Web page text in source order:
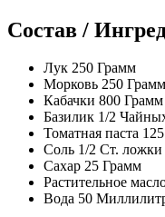
Состав /
Лук 250 Грамм
Морковь 250 Грамм
Кабачки 800 Грамм
Базилик 1/2
Томатная паста
Соль 1/2 Ст. ложки
Сахар 25 Грамм
Растительное
Вода 50